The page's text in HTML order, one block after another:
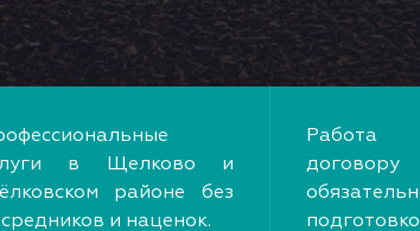
в Щелково и
районе без
и наценок.
Работа